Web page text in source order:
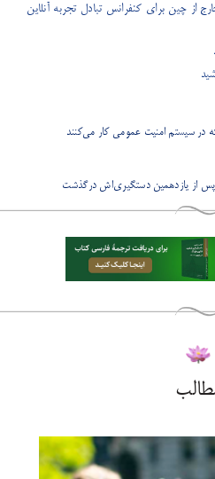
از چین برای کنفرانس تبادل تجربه آنلاین
در سیستم امنیت عمومی کار می‌کنند
از یازدهمین دستگیری‌اش درگذشت